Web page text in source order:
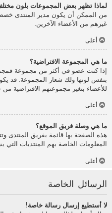
لماذا تظهر بعض المجموعات بلون
من الممكن أن يكون مدير المنتدى
غيرهم من الأعضاء الآخرين.
أعلى
ما هي المجموعة الافتراضية؟
إذا كنت عضو في أكثر من مجموعة
بنفس لونها ولك شعار المجموعة. قد
للأعضاء بتغير مجموعتهم الافتراضية
أعلى
ما هي وصلة فريق الموقع؟
هذه الصفحة بها قائمة بفريق المنتدى
المعلومات الخاصة بهم المنتديات التي
أعلى
الرسائل الخاصة
لا أستطيع إرسال رسالة خاصة!